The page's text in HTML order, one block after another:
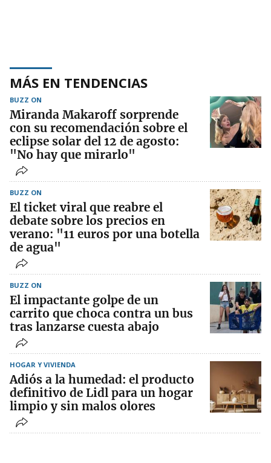
MÁS EN TENDENCIAS
BUZZ ON
Miranda Makaroff sorprende
con su recomendación sobre el
eclipse solar del 12 de agosto:
"No hay que mirarlo"
BUZZ ON
El ticket viral que reabre el
debate sobre los precios en
verano: "11 euros por una botella
de agua"
BUZZ ON
El impactante golpe de un
carrito que choca contra un bus
tras lanzarse cuesta abajo
HOGAR Y VIVIENDA
Adiós a la humedad: el producto
definitivo de Lidl para un hogar
limpio y sin malos olores